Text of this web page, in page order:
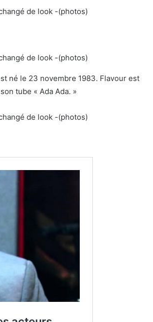
né le 23 novembre 1983. Flavour est
tube « Ada Ada. »